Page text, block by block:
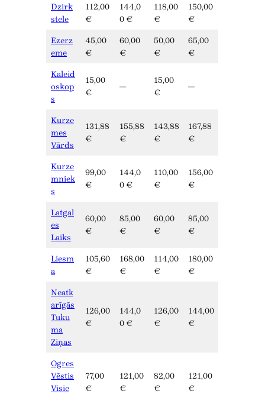
Dzirk
stele
112,00
€
144,0
0 €
118,00
€
150,00
€
Ezerz
eme
45,00
€
60,00
€
50,00
€
65,00
€
Kaleid
oskop
s
15,00
€
—
15,00
€
—
Kurze
mes
Vārds
131,88
€
155,88
€
143,88
€
167,88
€
Kurze
mniek
s
99,00
€
144,0
0 €
110,00
€
156,00
€
Latgal
es
Laiks
60,00
€
85,00
€
60,00
€
85,00
€
Liesm
a
105,60
€
168,00
€
114,00
€
180,00
€
Neatk
arīgās
Tuku
ma
Ziņas
126,00
€
144,0
0 €
126,00
€
144,00
€
Ogres
Vēstis
Visie
77,00
€
121,00
€
82,00
€
121,00
€